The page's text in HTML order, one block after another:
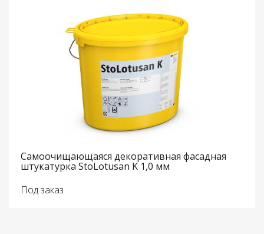
Самоочищающаяся декоративная фасадная
штукатурка StoLotusan K 1,0 мм
Под заказ